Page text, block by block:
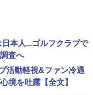
本人...ゴルフクラブで
査へ
活動軽視&ファン冷遇
境を吐露【全文】